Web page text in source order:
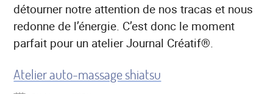
détourner notre attention de nos tracas et nous
redonne de l’énergie. C’est donc le moment
parfait pour un atelier Journal Créatif®.
Atelier auto-massage shiatsu